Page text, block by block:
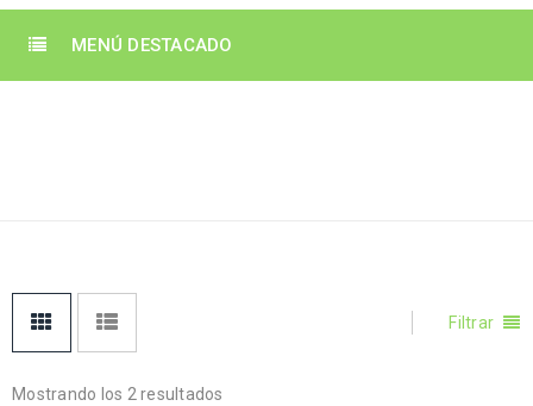
MENÚ DESTACADO
Filtrar
Mostrando los 2 resultados